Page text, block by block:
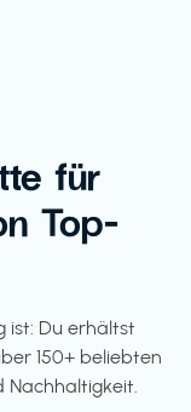
für
Top-
ist: Du erhältst
150+ beliebten
Nachhaltigkeit.